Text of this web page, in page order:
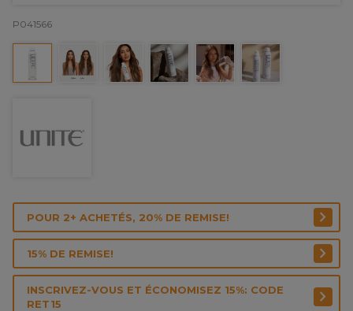
P041566
POUR 2+ ACHETÉS, 20% DE REMISE!
15% DE REMISE!
INSCRIVEZ-VOUS ET ÉCONOMISEZ 15%: CODE
RET15